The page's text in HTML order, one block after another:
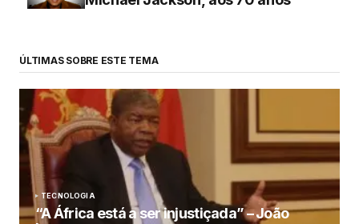
ÚLTIMAS SOBRE ESTE TEMA
TECNOLOGIA
“A África está a ser injustiçada” – João